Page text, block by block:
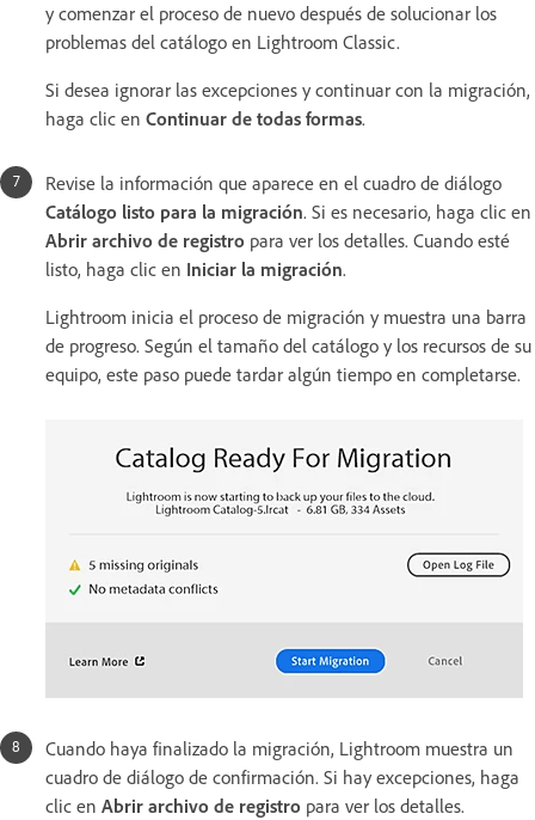
y comenzar el proceso de nuevo después de solucionar los
problemas del catálogo en Lightroom Classic.
Si desea ignorar las excepciones y continuar con la migración,
haga clic en Continuar de todas formas.
Revise la información que aparece en el cuadro de diálogo
Catálogo listo para la migración. Si es necesario, haga clic en
Abrir archivo de registro para ver los detalles. Cuando esté
listo, haga clic en Iniciar la migración.
Lightroom inicia el proceso de migración y muestra una barra
de progreso. Según el tamaño del catálogo y los recursos de su
equipo, este paso puede tardar algún tiempo en completarse.
Cuando haya finalizado la migración, Lightroom muestra un
cuadro de diálogo de confirmación. Si hay excepciones, haga
clic en Abrir archivo de registro para ver los detalles.